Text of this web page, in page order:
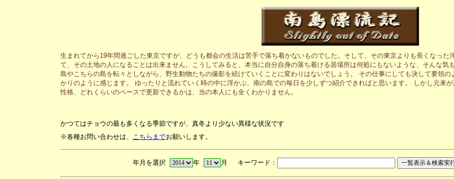
生まれてから19年間過ごした東京ですが、どうも都会の生活は苦手で落ち着かないものでした。そして、その東京よりも長くなっ
て、その土地の人になることは出来ません。こうしてみると、本当に自分自身の落ち着ける居場所は何処にもないような、そんな
島やこちらの島を転々としながら、野生動物たちの撮影を続けていくことに変わりはないでしょう。 その仕事にしても決して要領
かりのように感じます。 ゆったりと流れていく時の中に浮かぶ、南の島での毎日を少しずつ紹介できればと思います。 しかし元来
性格、どれくらいのペースで更新できるかは、当の本人にも全くわかりません。
かつてはチョウの最も多くなる季節ですが、真冬より少ない異様な状況です
※各種お問い合わせは、 こちらまでお願いします。
年月を選択 年 月 キーワード：